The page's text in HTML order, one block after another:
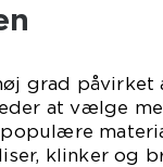
grad påvirket
at vælge
populære
klinker og